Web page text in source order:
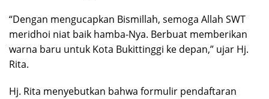
“Dengan mengucapkan Bismillah, semoga Allah SWT
meridhoi niat baik hamba-Nya. Berbuat memberikan
warna baru untuk Kota Bukittinggi ke depan,” ujar Hj.
Rita.
Hj. Rita menyebutkan bahwa formulir pendaftaran